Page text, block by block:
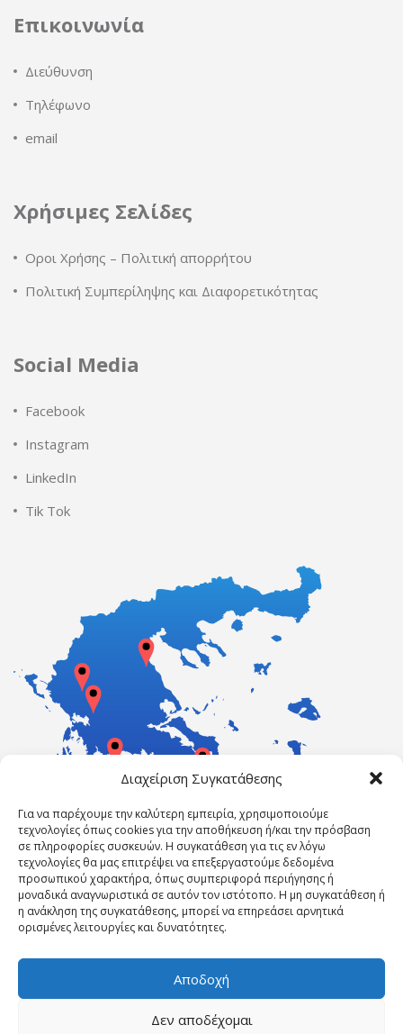
Διαχείριση Συγκατάθεσης
Για να παρέχουμε την καλύτερη εμπειρία, χρησιμοποιούμε
τεχνολογίες όπως cookies για την αποθήκευση ή/και την πρόσβαση
σε πληροφορίες συσκευών. Η συγκατάθεση για τις εν λόγω
τεχνολογίες θα μας επιτρέψει να επεξεργαστούμε δεδομένα
προσωπικού χαρακτήρα, όπως συμπεριφορά περιήγησης ή
μοναδικά αναγνωριστικά σε αυτόν τον ιστότοπο. Η μη συγκατάθεση ή
η ανάκληση της συγκατάθεσης, μπορεί να επηρεάσει αρνητικά
ορισμένες λειτουργίες και δυνατότητες.
Αποδοχή
Δεν αποδέχομαι
Επικοινωνία
Διεύθυνση
Τηλέφωνο
email
Χρήσιμες Σελίδες
Οροι Χρήσης – Πολιτική απορρήτου
Πολιτική Συμπερίληψης και Διαφορετικότητας
Social Media
Facebook
Instagram
LinkedIn
Tik Tok
Powered by ErgasiaKEK